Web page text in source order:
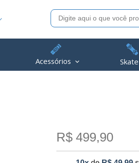
Acessórios Skate
R$ 499,90